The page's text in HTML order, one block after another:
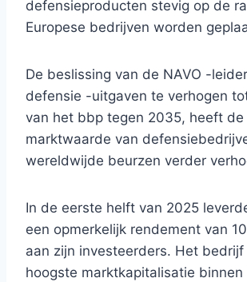
defensieproducten stevig op de
Europese bedrijven worden
De beslissing van de NAVO -
defensie -uitgaven te verhogen
van het bbp tegen 2035, heeft de
marktwaarde van
wereldwijde beurzen verder
In de eerste helft van 2025
een opmerkelijk rendement van
aan zijn investeerders. Het
hoogste marktkapitalisatie binnen